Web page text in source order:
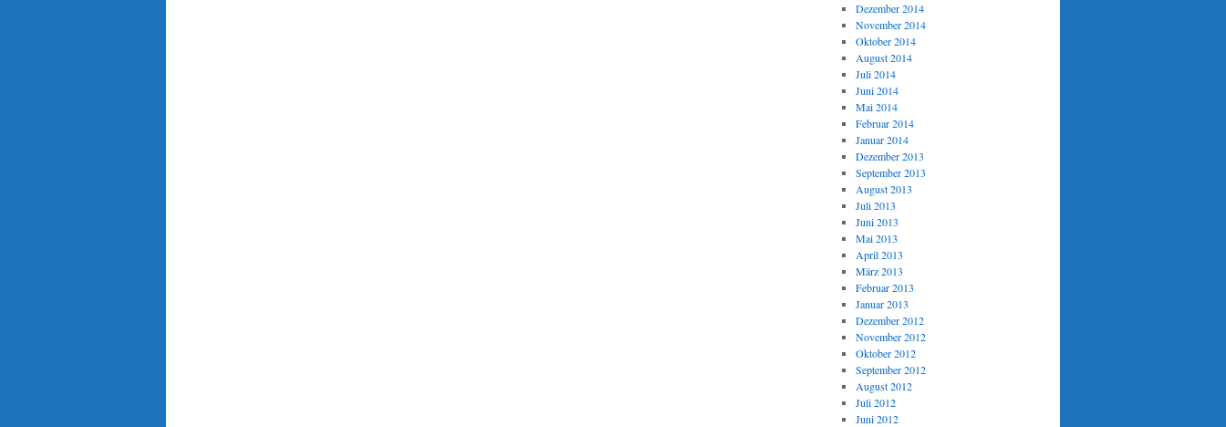
Dezember 2014
November 2014
Oktober 2014
August 2014
Juli 2014
Juni 2014
Mai 2014
Februar 2014
Januar 2014
Dezember 2013
September 2013
August 2013
Juli 2013
Juni 2013
Mai 2013
April 2013
März 2013
Februar 2013
Januar 2013
Dezember 2012
November 2012
Oktober 2012
September 2012
August 2012
Juli 2012
Juni 2012